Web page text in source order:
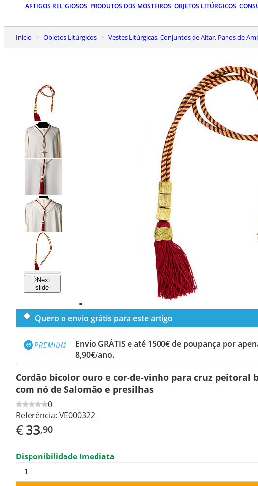
ARTIGOS RELIGIOSOS PRODUTOS DOS MOSTEIROS OBJETOS LITÚRGICOS
Inicio Objetos Litúrgicos Vestes Litúrgicas, Conjuntos de Altar, Panos de
Previous
slide
Next
slide
Quero o envio grátis para este artigo
Envio GRÁTIS e até 1500€ de poupança por
8,90€/ano.
Cordão bicolor ouro e cor-de-vinho para cruz peitoral
com nó de Salomão e presilhas
0
Referência: VE000322
€33,90
Disponibilidade Imediata